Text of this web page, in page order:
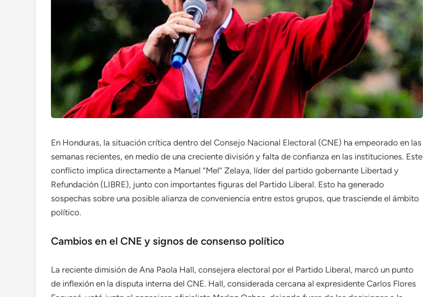
En Honduras, la situación crítica dentro del Consejo Nacional Electoral (CNE) ha empeorado en las
semanas recientes, en medio de una creciente división y falta de confianza en las instituciones. Este
conflicto implica directamente a Manuel “Mel” Zelaya, líder del partido gobernante Libertad y
Refundación (LIBRE), junto con importantes figuras del Partido Liberal. Esto ha generado
sospechas sobre una posible alianza de conveniencia entre estos grupos, que trasciende el ámbito
político.
Cambios en el CNE y signos de consenso político
La reciente dimisión de Ana Paola Hall, consejera electoral por el Partido Liberal, marcó un punto
de inflexión en la disputa interna del CNE. Hall, considerada cercana al expresidente Carlos Flores